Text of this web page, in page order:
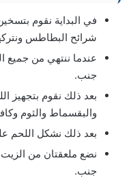
في البداية نقوم
شرائح البطاطس
عندما ننتهي من جميع
جنب.
بعد ذلك نقوم بتجهيز
والبقسماط والثوم
بعد ذلك نشكل اللحم
نضع ملعقتان من الزيت
جنب.